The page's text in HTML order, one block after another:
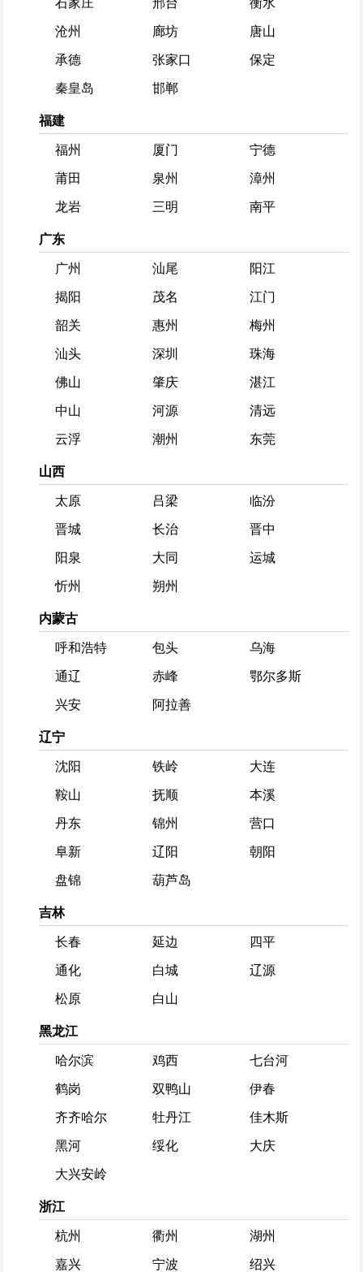
石家庄 邢台 衡水
沧州 廊坊 唐山
承德 张家口 保定
秦皇岛 邯郸
福建
福州 厦门 宁德
莆田 泉州 漳州
龙岩 三明 南平
广东
广州 汕尾 阳江
揭阳 茂名 江门
韶关 惠州 梅州
汕头 深圳 珠海
佛山 肇庆 湛江
中山 河源 清远
云浮 潮州 东莞
山西
太原 吕梁 临汾
晋城 长治 晋中
阳泉 大同 运城
忻州 朔州
内蒙古
呼和浩特 包头 乌海
通辽 赤峰 鄂尔多斯
兴安 阿拉善
辽宁
沈阳 铁岭 大连
鞍山 抚顺 本溪
丹东 锦州 营口
阜新 辽阳 朝阳
盘锦 葫芦岛
吉林
长春 延边 四平
通化 白城 辽源
松原 白山
黑龙江
哈尔滨 鸡西 七台河
鹤岗 双鸭山 伊春
齐齐哈尔 牡丹江 佳木斯
黑河 绥化 大庆
大兴安岭
浙江
杭州 衢州 湖州
嘉兴 宁波 绍兴